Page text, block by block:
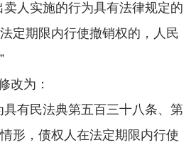
人实施的行为具有法律规定的
定期限内行使撤销权的，人民
为：
有民法典第五百三十八条、第
形，债权人在法定期限内行使